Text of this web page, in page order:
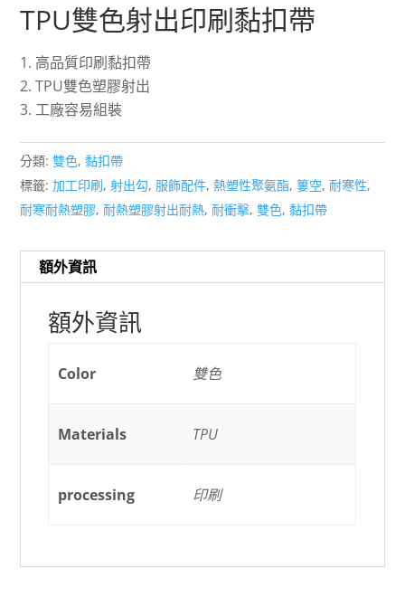
TPU雙色射出印刷黏扣帶
高品質印刷黏扣帶
TPU雙色塑膠射出
工廠容易組裝
分類:雙色,黏扣帶
標籤:加工印刷,射出勾, 服飾配件,熱塑性聚氨酯,簍空,耐寒性,
耐寒耐熱塑膠,耐熱塑膠射出耐熱,耐衝擊,雙色,黏扣帶
額外資訊
額外資訊
Color 雙色
Materials TPU
processing 印刷